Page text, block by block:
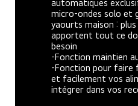
automatiques
micro-ondes solo et
yaourts maison :
apportent tout ce
besoin
-Fonction maintien
-Fonction pour faire
et facilement vos
intégrer dans vos